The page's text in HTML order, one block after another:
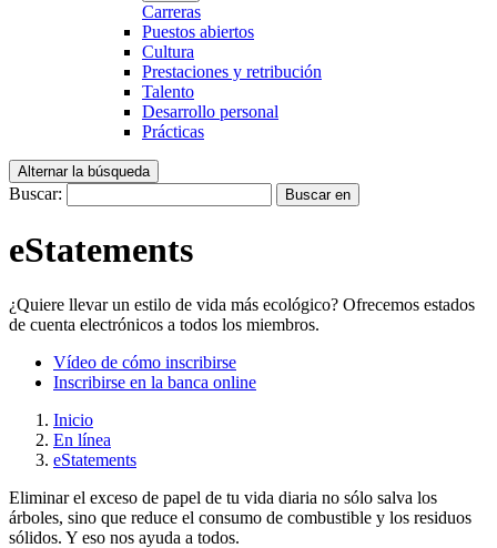
Carreras
Puestos abiertos
Cultura
Prestaciones y retribución
Talento
Desarrollo personal
Prácticas
Alternar la búsqueda
Buscar: Buscar en
eStatements
¿Quiere llevar un estilo de vida más ecológico? Ofrecemos estados
de cuenta electrónicos a todos los miembros.
Vídeo de cómo inscribirse
Inscribirse en la banca online
Inicio
En línea
eStatements
Eliminar el exceso de papel de tu vida diaria no sólo salva los
árboles, sino que reduce el consumo de combustible y los residuos
sólidos. Y eso nos ayuda a todos.